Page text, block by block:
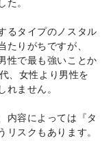
た。
るタイプのノスタル
りがちですが、
性で最も強いことか
、女性より男性を
れません。
内容によっては『タ
スクもあります。